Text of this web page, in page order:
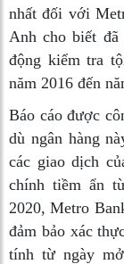
nhất đối với
Anh cho biết đã
động kiểm tra
năm 2016 đến
Báo cáo được
dù ngân hàng
các giao dịch
chính tiềm ẩn
2020, Metro
đảm bảo xác
tính từ ngày